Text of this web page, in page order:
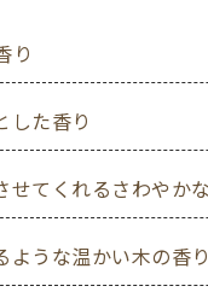
り
した香り
せてくれるさわやか
ような温かい木の香り